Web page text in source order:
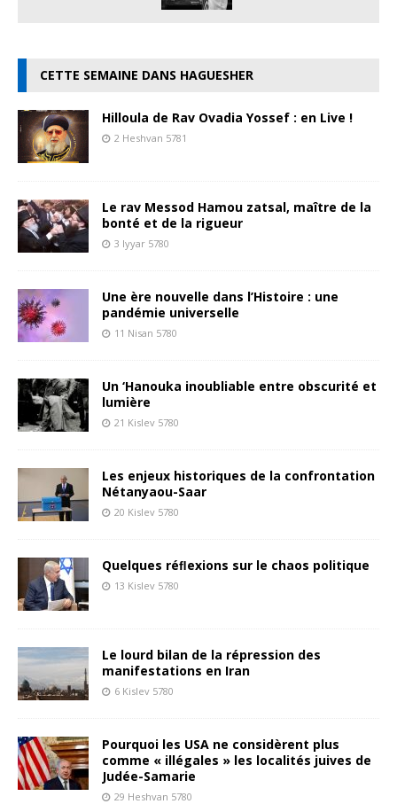
CETTE SEMAINE DANS HAGUESHER
Hilloula de Rav Ovadia Yossef : en Live !
2 Heshvan 5781
Le rav Messod Hamou zatsal, maître de la
bonté et de la rigueur
3 Iyyar 5780
Une ère nouvelle dans l’Histoire : une
pandémie universelle
11 Nisan 5780
Un ‘Hanouka inoubliable entre obscurité et
lumière
21 Kislev 5780
Les enjeux historiques de la confrontation
Nétanyaou-Saar
20 Kislev 5780
Quelques réﬂexions sur le chaos politique
13 Kislev 5780
Le lourd bilan de la répression des
manifestations en Iran
6 Kislev 5780
Pourquoi les USA ne considèrent plus
comme « illégales » les localités juives de
Judée-Samarie
29 Heshvan 5780